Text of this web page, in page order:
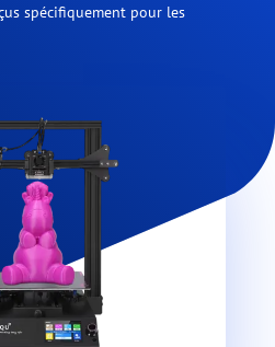
spécifiquement pour les